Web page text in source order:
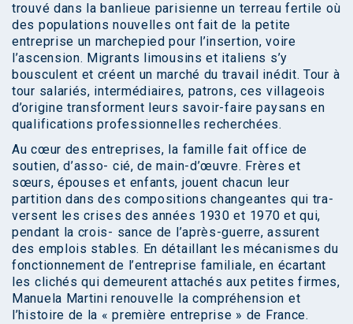
trouvé dans la banlieue parisienne un terreau fertile où
des populations nouvelles ont fait de la petite
entreprise un marchepied pour l’insertion, voire
l’ascension. Migrants limousins et italiens s’y
bousculent et créent un marché du travail inédit. Tour à
tour salariés, intermédiaires, patrons, ces villageois
d’origine transforment leurs savoir-faire paysans en
qualifications professionnelles recherchées.
Au cœur des entreprises, la famille fait office de
soutien, d’asso- cié, de main-d’œuvre. Frères et
sœurs, épouses et enfants, jouent chacun leur
partition dans des compositions changeantes qui tra-
versent les crises des années 1930 et 1970 et qui,
pendant la crois- sance de l’après-guerre, assurent
des emplois stables. En détaillant les mécanismes du
fonctionnement de l’entreprise familiale, en écartant
les clichés qui demeurent attachés aux petites firmes,
Manuela Martini renouvelle la compréhension et
l’histoire de la « première entreprise » de France.